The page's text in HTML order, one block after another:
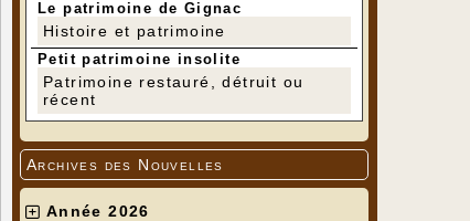
Le patrimoine de Gignac
Histoire et patrimoine
Petit patrimoine insolite
Patrimoine restauré, détruit ou
récent
Archives des Nouvelles
Année 2026